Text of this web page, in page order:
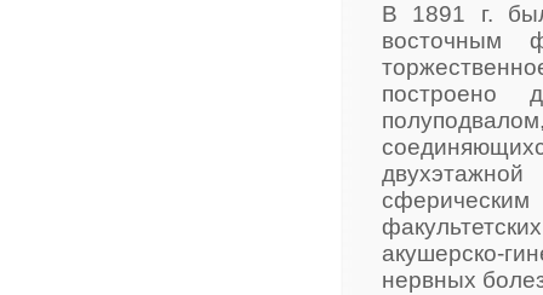
В 1891 г.
восточным
построено
акушерско-
нервных